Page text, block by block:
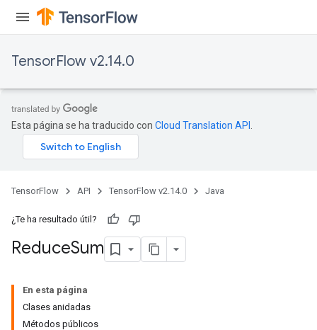
TensorFlow v2.14.0
Esta página se ha traducido con Cloud Translation API
TensorFlow API TensorFlow v2.14.0 Java
¿Te ha resultado útil?
ReduceSum
En esta página
Clases anidadas
Métodos públicos